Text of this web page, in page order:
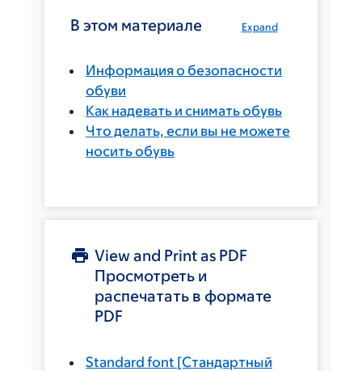
Expand
В этом материале
Информация о безопасности
обуви
Как надевать и снимать обувь
Что делать, если вы не можете
носить обувь
View and Print as PDF
Просмотреть и
распечатать в формате
PDF
Standard font [Стандартный